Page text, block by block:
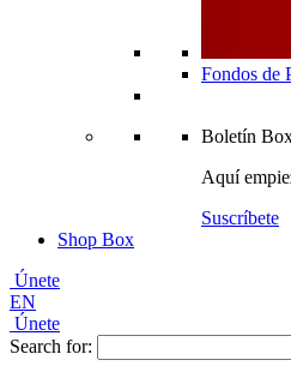
Fondos de
Boletín
Aquí
Suscríbete
Shop Box
Únete
EN
Únete
Search for: